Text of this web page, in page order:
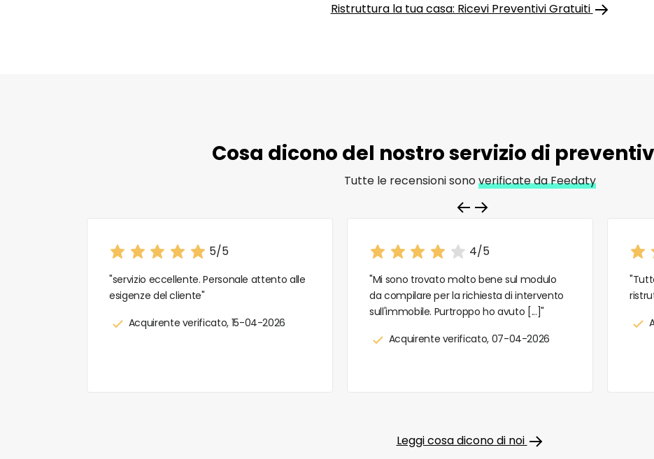
Ristruttura la tua casa: Ricevi Preventivi Gratuiti
Cosa dicono del nostro servizio di
Tutte le recensioni sonoverificate da Feedaty
5/5
"servizio eccellente. Personale attento alle
esigenze del cliente"
Acquirente verificato, 15-04-2026
4/5
"Mi sono trovato molto bene sul modulo
da compilare per la richiesta di intervento
sull'immobile. Purtroppo ho avuto [...]"
Acquirente verificato, 07-04-2026
Leggi cosa dicono di noi